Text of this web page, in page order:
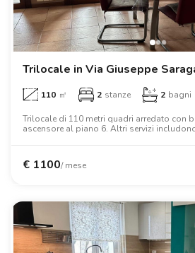
Trilocale in Via Giuseppe
110 ㎡ 2 stanze 2 bagni
Trilocale di 110 metri quadri arredato con
ascensore al piano 6. Altri servizi
armadio, scrivania, tv, forno.
€ 1100/ mese